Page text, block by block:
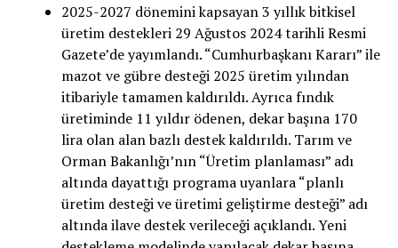
2025-2027 dönemini kapsayan 3 yıllık bitkisel
üretim destekleri 29 Ağustos 2024 tarihli Resmi
Gazete’de yayımlandı. “Cumhurbaşkanı Kararı” ile
mazot ve gübre desteği 2025 üretim yılından
itibariyle tamamen kaldırıldı. Ayrıca fındık
üretiminde 11 yıldır ödenen, dekar başına 170
lira olan alan bazlı destek kaldırıldı. Tarım ve
Orman Bakanlığı’nın “Üretim planlaması” adı
altında dayattığı programa uyanlara “planlı
üretim desteği ve üretimi geliştirme desteği” adı
altında ilave destek verileceği açıklandı. Yeni